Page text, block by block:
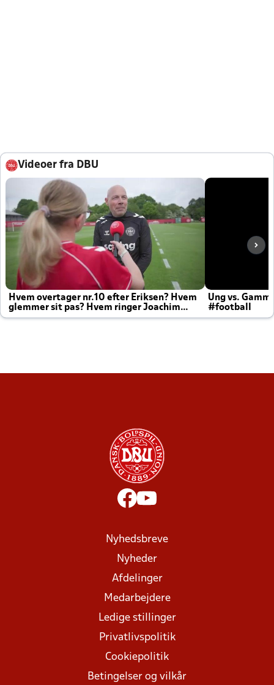
Videoer fra DBU
Hvem overtager nr.10 efter Eriksen? Hvem
glemmer sit pas? Hvem ringer Joachim
altid til efter kampe?
Ung vs.
#football
Nyhedsbreve
Nyheder
Afdelinger
Medarbejdere
Ledige stillinger
Privatlivspolitik
Cookiepolitik
Betingelser og vilkår